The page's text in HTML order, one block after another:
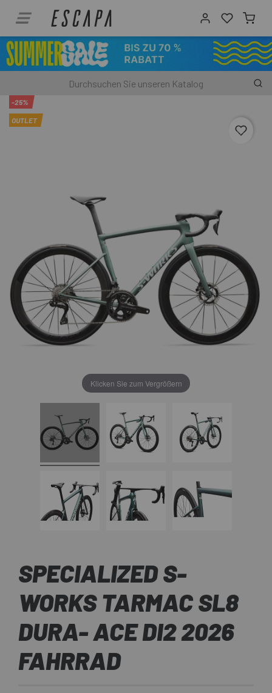
-25%
OUTLET
Klicken Sie zum Vergrößern
SPECIALIZED S-
WORKS TARMAC SL8
DURA- ACE DI2 2026
FAHRRAD